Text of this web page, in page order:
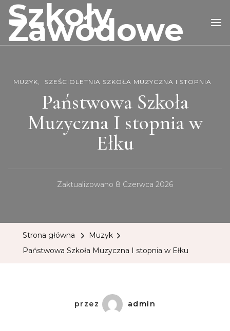
Szkoły
Zawodowe
MUZYK SZEŚCIOLETNIA SZKOŁA MUZYCZNA I STOPNIA
Państwowa Szkoła
Muzyczna I stopnia w
Ełku
Zaktualizowano 8 Czerwca 2026
Strona główna
Muzyk
Państwowa Szkoła Muzyczna I stopnia w Ełku
przez admin